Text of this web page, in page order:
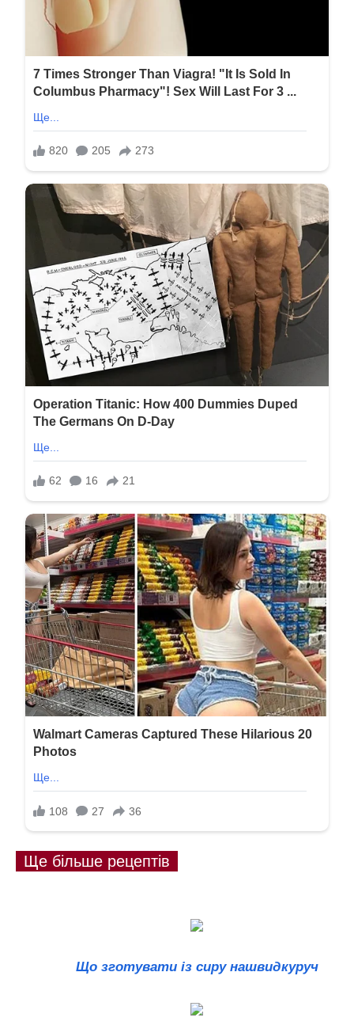
Ще більше рецептів
Що зготувати із сиру нашвидкуруч